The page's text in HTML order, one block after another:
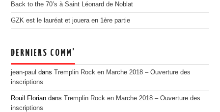
PRESSE
CONTACT
Back to the 70’s à Saint Léonard de Noblat
GZK est le lauréat et jouera en 1ère partie
DERNIERS COMM’
jean-paul dansTremplin Rock en Marche 2018 – Ouverture des
inscriptions
Rouil Florian dansTremplin Rock en Marche 2018 – Ouverture des
inscriptions